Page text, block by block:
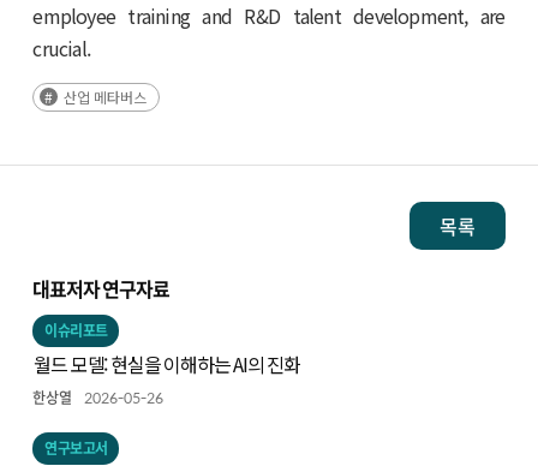
employee training and R&D talent development, are
crucial.
산업 메타버스
목록
대표저자 연구자료
이슈리포트
월드 모델: 현실을 이해하는 AI의 진화
한상열 2026-05-26
연구보고서